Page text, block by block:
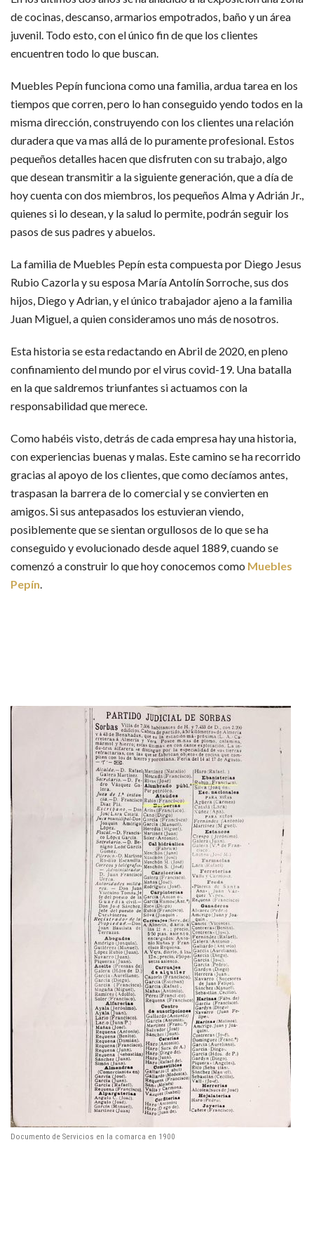
de cocinas, descanso, armarios empotrados, baño y un área
juvenil. Todo esto, con el único fin de que los clientes
encuentren todo lo que buscan.
Muebles Pepín funciona como una familia, ardua tarea en los
tiempos que corren, pero lo han conseguido yendo todos en la
misma dirección, construyendo con los clientes una relación
duradera que va mas allá de lo puramente profesional. Estos
pequeños detalles hacen que disfruten con su trabajo, algo
que desean transmitir a la siguiente generación, que a día de
hoy cuenta con dos miembros, los pequeños Alma y Adrián Jr.,
quienes si lo desean, y la salud lo permite, podrán seguir los
pasos de sus padres y abuelos.
La familia de Muebles Pepín esta compuesta por Diego Jesus
Rubio Cazorla y su esposa María Antolín Sorroche, sus dos
hijos, Diego y Adrian, y el único trabajador ajeno a la familia
Juan Miguel, a quien consideramos uno más de nosotros.
Esta historia se esta redactando en Abril de 2020, en pleno
confinamiento del mundo por el virus covid-19. Una batalla
en la que saldremos triunfantes si actuamos con la
responsabilidad que merece.
Como habéis visto, detrás de cada empresa hay una historia,
con experiencias buenas y malas. Este camino se ha recorrido
gracias al apoyo de los clientes, que como decíamos antes,
traspasan la barrera de lo comercial y se convierten en
amigos. Si sus antepasados los estuvieran viendo,
posiblemente que se sientan orgullosos de lo que se ha
conseguido y evolucionado desde aquel 1889, cuando se
comenzó a construir lo que hoy conocemos como Muebles
Pepín.
Documento de Servicios en la comarca en 1900